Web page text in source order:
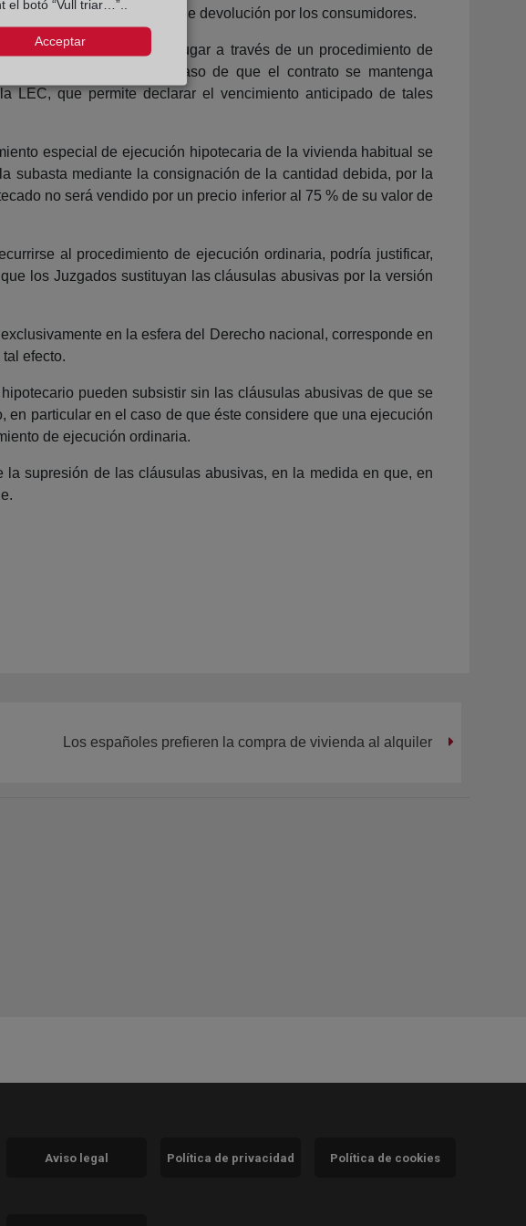
del préstamo pendiente de devolución por los consumidores.
bancos deberá tener lugar a través de un procedimiento de
hipotecaria en caso de que el contrato se mantenga
LEC, que permite declarar el vencimiento anticipado de tales
especial de ejecución hipotecaria de la vivienda habitual se
subasta mediante la consignación de la cantidad debida, por la
no será vendido por un precio inferior al 75 % de su valor de
al procedimiento de ejecución ordinaria, podría justificar,
los Juzgados sustituyan las cláusulas abusivas por la versión
en la esfera del Derecho nacional, corresponde en
efecto.
pueden subsistir sin las cláusulas abusivas de que se
particular en el caso de que éste considere que una ejecución
de ejecución ordinaria.
supresión de las cláusulas abusivas, en la medida en que, en
Los españoles prefieren la compra de vivienda al alquiler
nueva)
en ventana nueva)
Aviso legal Política de privacidad Política de cookies
botó “Vull triar…”..
Acceptar